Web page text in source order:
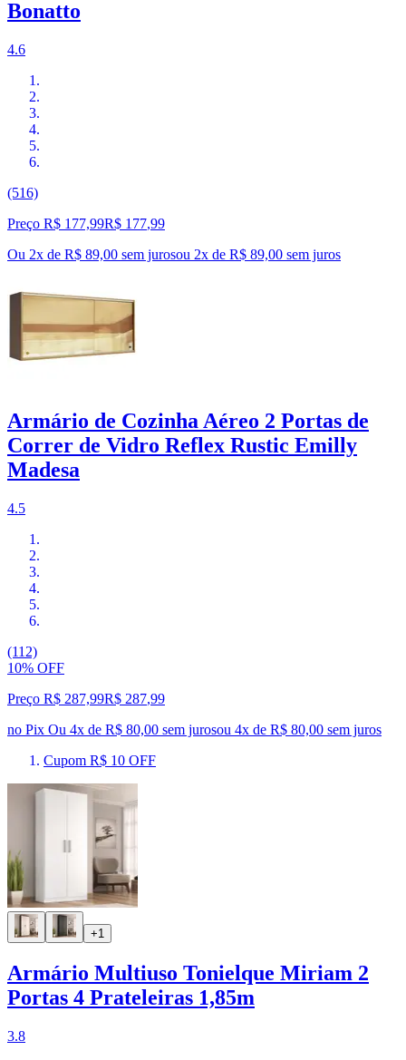
Bonatto
4.6
(516)
Preço R$ 177,99R$ 177,99
Ou 2x de R$ 89,00 sem jurosou 2x de R$ 89,00 sem juros
Armário de Cozinha Aéreo 2 Portas de
Correr de Vidro Reflex Rustic Emilly
Madesa
4.5
(112)
10% OFF
Preço R$ 287,99R$ 287,99
no Pix Ou 4x de R$ 80,00 sem jurosou 4x de R$ 80,00 sem juros
Cupom R$ 10 OFF
+1
Armário Multiuso Tonielque Miriam 2
Portas 4 Prateleiras 1,85m
3.8